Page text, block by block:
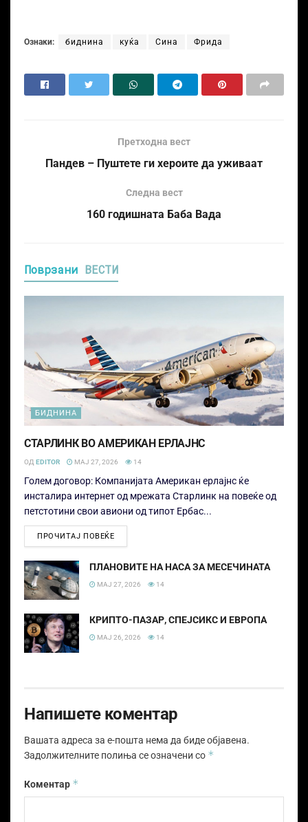
Ознаки: биднина куќа Сина Фрида
Претходна вест
Пандев – Пуштете ги хероите да уживаат
Следна вест
160 годишната Баба Вада
Поврзани ВЕСТИ
БИДНИНА
СТАРЛИНК ВО АМЕРИКАН ЕРЛАЈНС
ОД EDITOR МАЈ 27, 2026 14
Голем договор: Компанијата Американ ерлајнс ќе
инсталира интернет од мрежата Старлинк на повеќе од
петстотини свои авиони од типот Ербас...
ПРОЧИТАЈ ПОВЕЌЕ
ПЛАНОВИТЕ НА НАСА ЗА МЕСЕЧИНАТА
МАЈ 27, 2026 14
КРИПТО-ПАЗАР, СПЕЈСИКС И ЕВРОПА
МАЈ 26, 2026 14
Напишете коментар
Вашата адреса за е-пошта нема да биде објавена.
Задолжителните полиња се означени со *
Коментар *